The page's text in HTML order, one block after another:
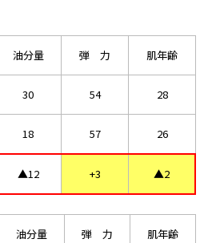
油分量 弾　力 肌年齢
30 54 28
18 57 26
▲12 +3 ▲2
油分量 弾　力 肌年齢